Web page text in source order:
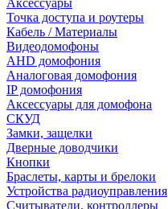
Аксессуары
Точка доступа и роутеры
Кабель / Материалы
Видеодомофоны
AHD домофония
Аналоговая домофония
IP домофония
Аксессуары для домофона
СКУД
Замки, защелки
Дверные доводчики
Кнопки
Браслеты, карты и брелоки
Устройства радиоуправления
Считыватели, контроллеры